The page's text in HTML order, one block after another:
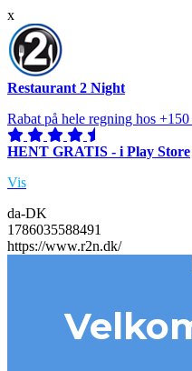
x
Restaurant 2 Night
Rabat på hele regning hos
HENT GRATIS - i Play Store
Vis
da-DK
1786035588491
https://www.r2n.dk/